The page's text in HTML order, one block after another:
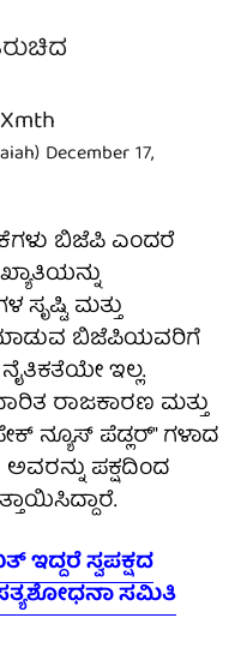
December 17,
ಬಿಜೆಪಿ ಎಂದರೆ
ಸೃಷ್ಟಿ ಮತ್ತು
ಮಾಡುವ ಬಿಜೆಪಿಯವರಿಗೆ
ಇಲ್ಲ.
ರಾಜಕಾರಣ ಮತ್ತು
ನ್ಯೂಸ್ ಪೆಡ್ಲರ್" ಗಳಾದ
ಪಕ್ಷದಿಂದ
ಇದ್ದರೆ ಸ್ವಪಕ್ಷದ
ಸಮಿತಿ